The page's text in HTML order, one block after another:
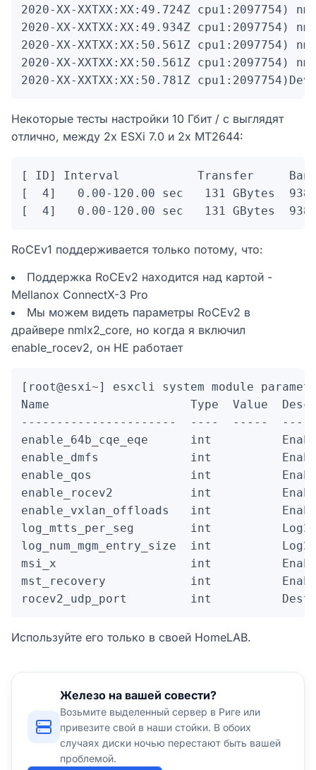
2020-XX-XXTXX:XX:49.724Z cpu1:2097754)
2020-XX-XXTXX:XX:49.934Z cpu1:2097754)
2020-XX-XXTXX:XX:50.561Z cpu1:2097754)
2020-XX-XXTXX:XX:50.561Z cpu1:2097754)
2020-XX-XXTXX:XX:50.781Z
Некоторые тесты настройки 10 Гбит / с выглядят
отлично, между 2x ESXi 7.0 и 2x MT2644:
[ ID] Interval           Transfer
[  4]   0.00-120.00 sec   131 GBytes
[  4]   0.00-120.00 sec   131 GBytes
RoCEv1 поддерживается только потому, что:
Поддержка RoCEv2 находится над картой -
Mellanox ConnectX-3 Pro
Мы можем видеть параметры RoCEv2 в
драйвере nmlx2_core, но когда я включил
enable_rocev2, он НЕ работает
[root@esxi~] esxcli system module
Name                    Type  Value
----------------------  ----  -----
enable_64b_cqe_eqe      int          Enable
enable_dmfs             int          Enable
enable_qos              int          Enable
enable_rocev2           int          Enable
enable_vxlan_offloads   int          Enable
log_mtts_per_seg        int          Log2
log_num_mgm_entry_size  int          Log2
msi_x                   int          Enable
mst_recovery            int          Enable
rocev2_udp_port         int
Используйте его только в своей HomeLAB.
Железо на вашей совести?
Возьмите выделенный сервер в Риге или
привезите свой в наши стойки. В обоих
случаях диски ночью перестают быть вашей
проблемой.